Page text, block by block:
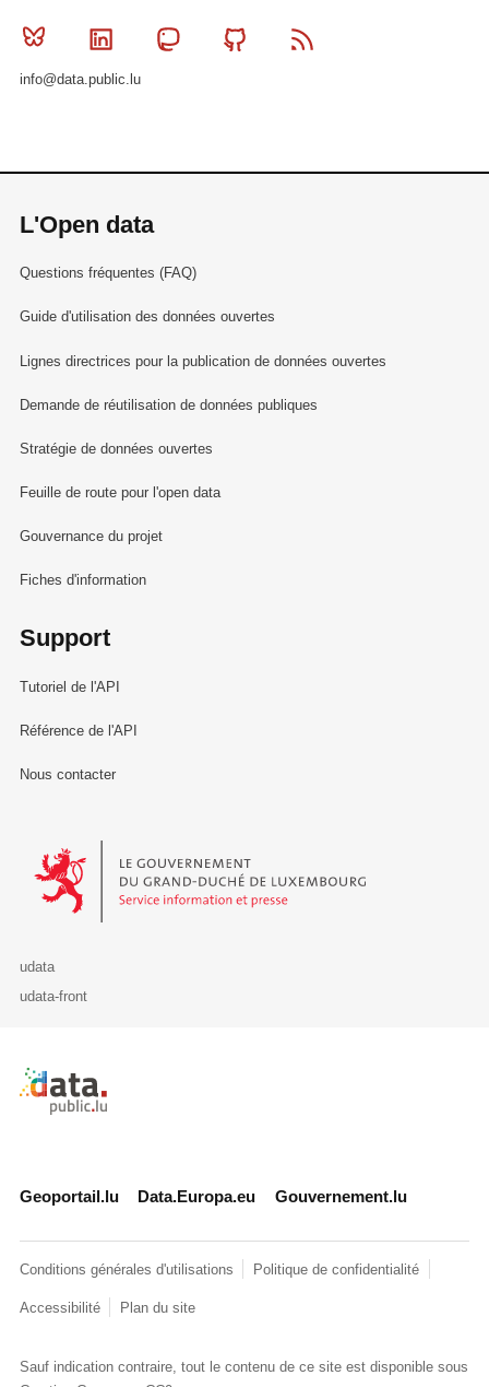
Bluesky Linkedin MastodonGithub
info@data.public.lu
L'Open data
Questions fréquentes (FAQ)
Guide d'utilisation des données ouvertes
Lignes directrices pour la publication de données ouvertes
Demande de réutilisation de données publiques
Stratégie de données ouvertes
Feuille de route pour l'open data
Gouvernance du projet
Fiches d'information
Support
Tutoriel de l'API
Référence de l'API
Nous contacter
Le Gouvernement du Grand-Duché de Luxembourg - Service
udata
udata-front
Retour à l'accueil de data.public.lu
Geoportail.lu Data.Europa.eu Gouvernement.lu
Conditions générales d'utilisations Politique de confidentialité
Accessibilité Plan du site
Sauf indication contraire, tout le contenu de ce site est disponible sous